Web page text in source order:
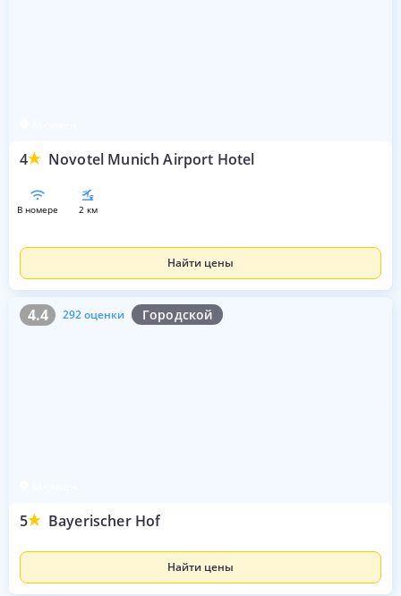
4 Novotel Munich Airport Hotel
в номере 2 км
Найти цены
4.4 292 оценки Городской
5 Bayerischer Hof
4.4 292 оценки
Найти цены